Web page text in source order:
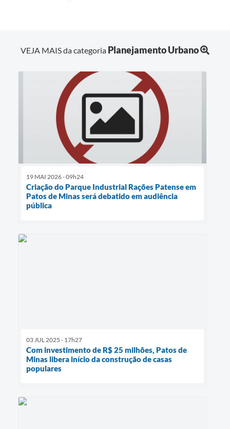
VEJA MAIS da categoria Planejamento Urbano
19 MAI 2026 - 09h24
Criação do Parque Industrial Rações Patense em
Patos de Minas será debatido em audiência
pública
03 JUL 2025 - 17h27
Com investimento de R$ 25 milhões, Patos de
Minas libera início da construção de casas
populares